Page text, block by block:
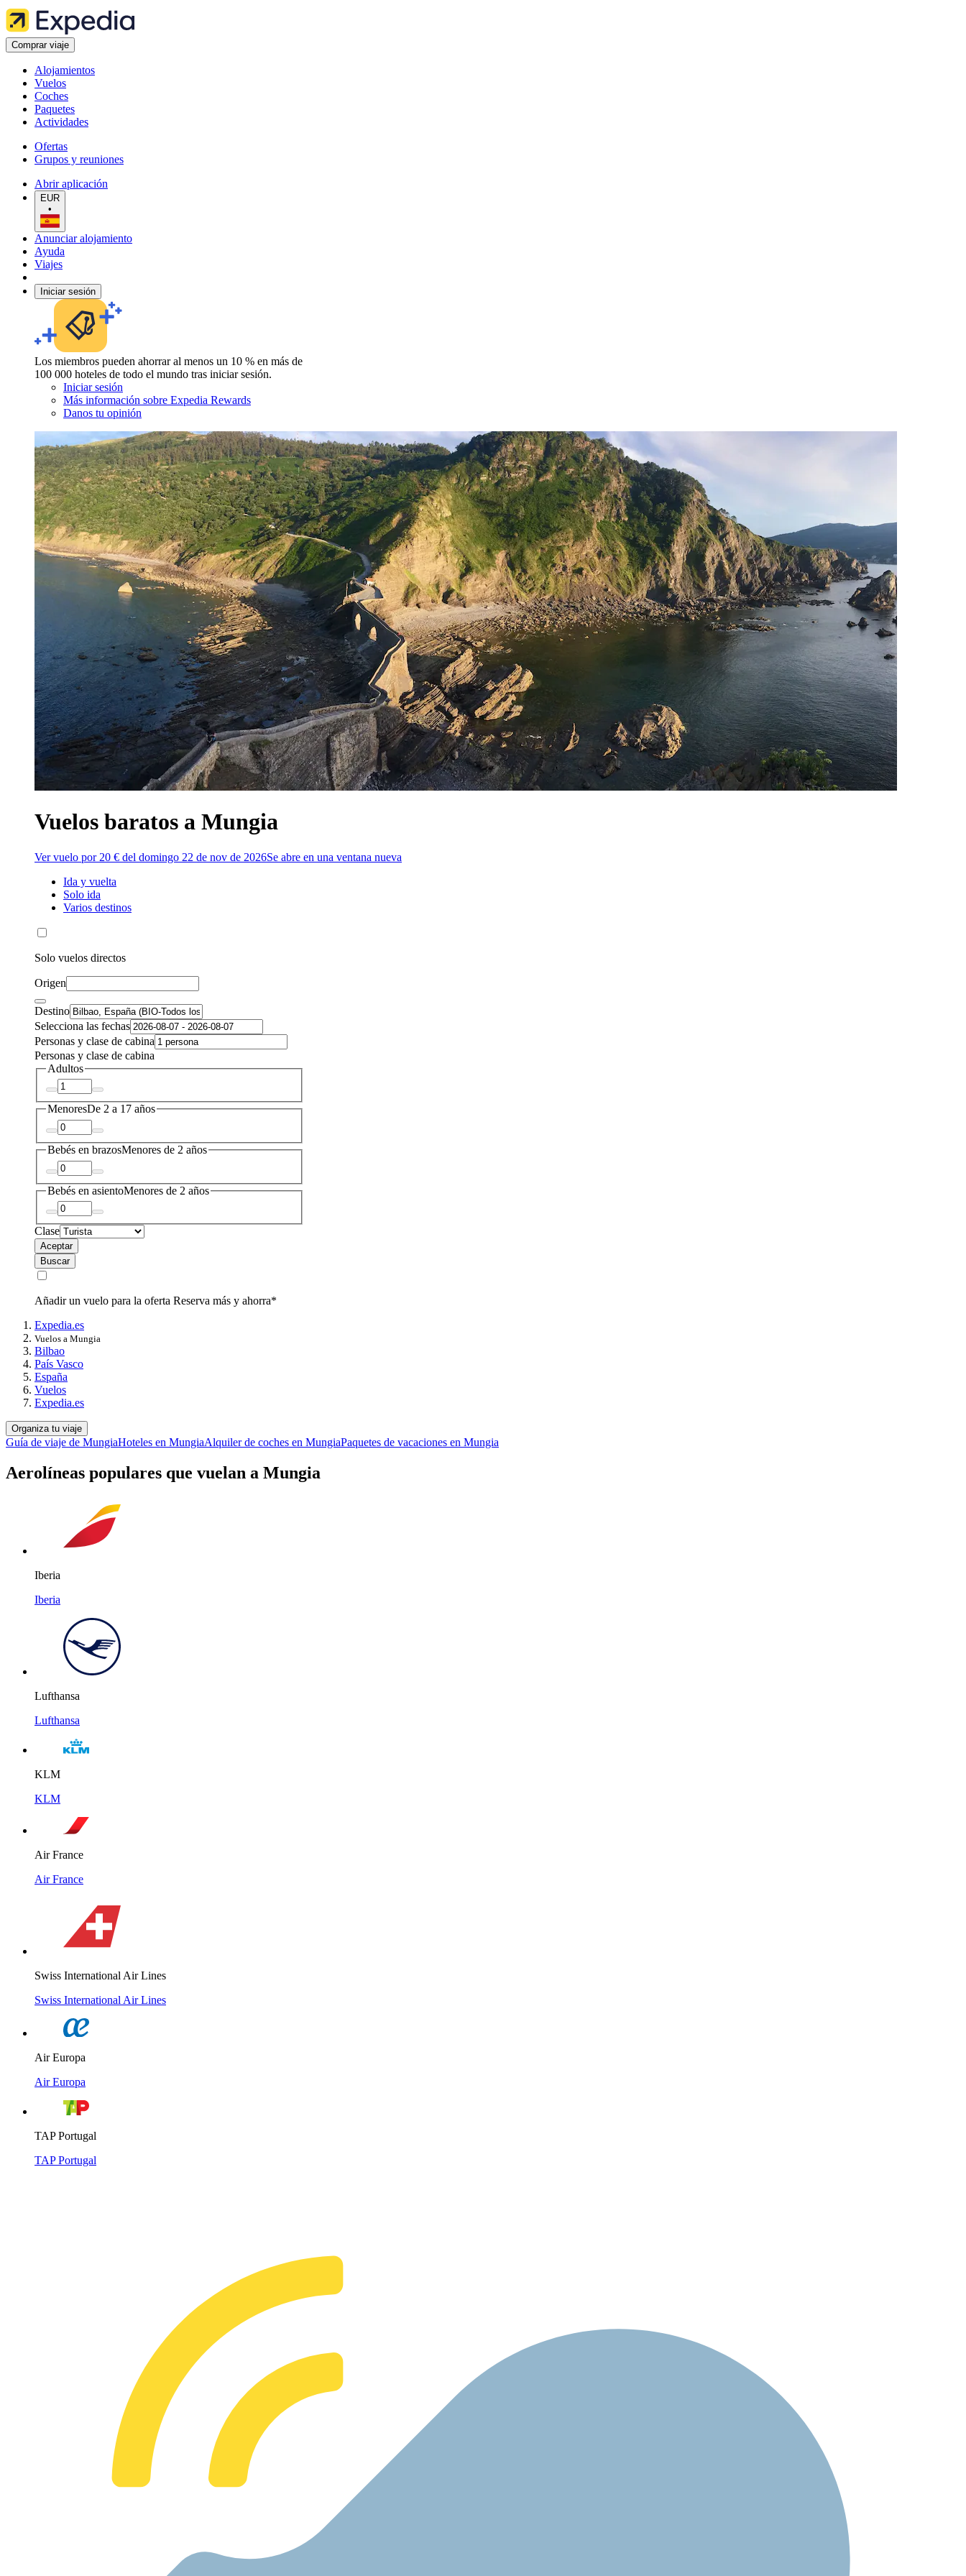
Comprar viaje
Alojamientos
Vuelos
Coches
Paquetes
Actividades
Ofertas
Grupos y reuniones
Abrir aplicación
EUR
•
Anunciar alojamiento
Ayuda
Viajes
Iniciar sesión
Los miembros pueden ahorrar al menos un 10 % en más de
100 000 hoteles de todo el mundo tras iniciar sesión.
Iniciar sesión
Más información sobre Expedia Rewards
Danos tu opinión
Vuelos baratos a Mungia
Ver vuelo por 20 € del domingo 22 de nov de 2026Se abre en una ventana nueva
Ida y vuelta
Solo ida
Varios destinos
Solo vuelos directos
Origen
Destino
Selecciona las fechas
Personas y clase de cabina
Personas y clase de cabina
Adultos
MenoresDe 2 a 17 años
Bebés en brazosMenores de 2 años
Bebés en asientoMenores de 2 años
Clase
Aceptar
Buscar
Añadir un vuelo para la oferta Reserva más y ahorra*
Expedia.es
Vuelos a Mungia
Bilbao
País Vasco
España
Vuelos
Expedia.es
Organiza tu viaje
Guía de viaje de MungiaHoteles en MungiaAlquiler de coches en MungiaPaquetes de vacaciones en Mungia
Aerolíneas populares que vuelan a Mungia
Iberia
Iberia
Lufthansa
Lufthansa
KLM
KLM
Air France
Air France
Swiss International Air Lines
Swiss International Air Lines
Air Europa
Air Europa
TAP Portugal
TAP Portugal